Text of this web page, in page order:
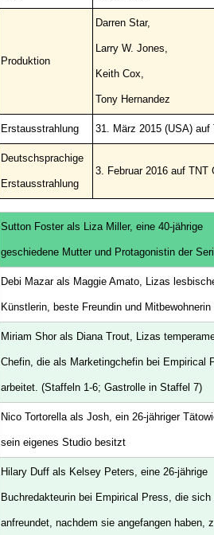
Produktion
Darren Star,
Larry W. Jones,
Keith Cox,
Tony Hernandez
Erstausstrahlung 31. März 2015 (USA) auf
Deutschsprachige
Erstausstrahlung
3. Februar 2016 auf TNT
Sutton Foster als Liza Miller, eine 40-jährige
geschiedene Mutter und Protagonistin der
Debi Mazar als Maggie Amato, Lizas
Künstlerin, beste Freundin und Mitbewohnerin
Miriam Shor als Diana Trout, Lizas
Chefin, die als Marketingchefin bei Empirical
arbeitet. (Staffeln 1-6; Gastrolle in Staffel 7)
Nico Tortorella als Josh, ein 26-jähriger
sein eigenes Studio besitzt
Hilary Duff als Kelsey Peters, eine 26-jährige
Buchredakteurin bei Empirical Press, die sich
anfreundet, nachdem sie angefangen haben,